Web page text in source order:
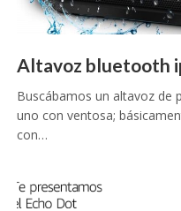
Altavoz bluetooth
Buscábamos un altavoz de
uno con ventosa;
con…